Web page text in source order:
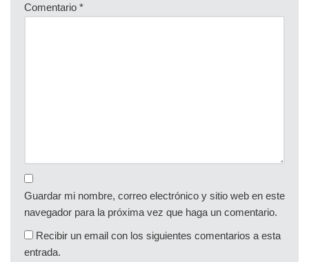
Comentario *
Guardar mi nombre, correo electrónico y sitio web en este
navegador para la próxima vez que haga un comentario.
Recibir un email con los siguientes comentarios a esta
entrada.